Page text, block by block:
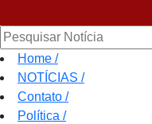
Pesquisar Notícia
Home /
NOTÍCIAS /
Contato /
Política /